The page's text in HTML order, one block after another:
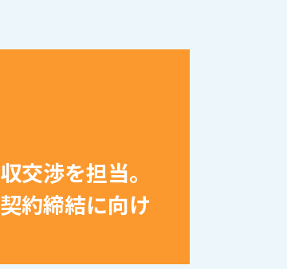
交渉を担当。
約締結に向け